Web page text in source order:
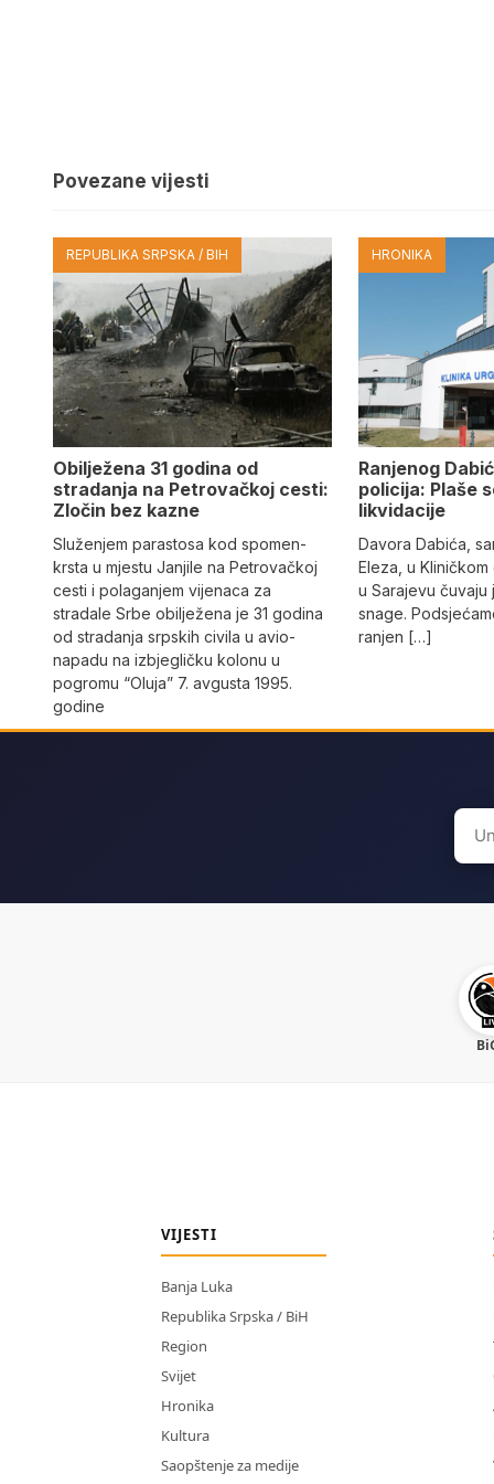
Povezane vijesti
REPUBLIKA SRPSKA / BIH
Obilježena 31 godina od
stradanja na Petrovačkoj cesti:
Zločin bez kazne
Služenjem parastosa kod spomen-
krsta u mjestu Janjile na Petrovačkoj
cesti i polaganjem vijenaca za
stradale Srbe obilježena je 31 godina
od stradanja srpskih civila u avio-
napadu na izbjegličku kolonu u
pogromu “Oluja” 7. avgusta 1995.
godine
HRONIKA
Ranjenog
policija: Plaše
likvidacije
Davora Dabića,
Eleza, u
u Sarajevu
snage.
ranjen […]
for:
VIJESTI
Banja Luka
Republika Srpska / BiH
Region
Svijet
Hronika
Kultura
Saopštenje za medije